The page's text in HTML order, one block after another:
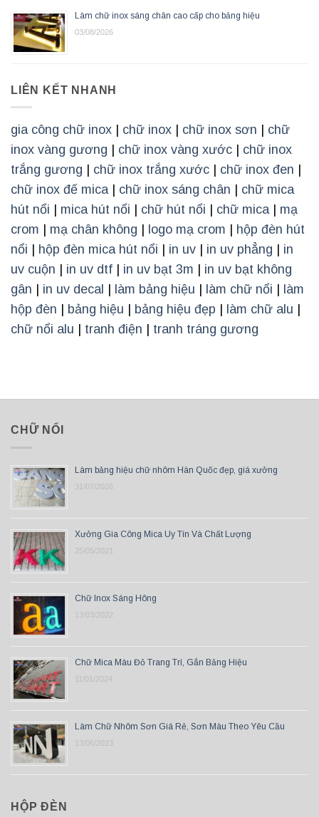
Làm chữ inox sáng chân cao cấp cho bảng hiệu
03/08/2026
LIÊN KẾT NHANH
gia công chữ inox chữ inox chữ inox sơn
chữ
inox vàng gương
chữ inox vàng xước
chữ inox
trắng gương
chữ inox trắng xước chữ inox đen
chữ inox đế mica| chữ inox sáng chân
chữ mica
hút nổi
mica hút nổi chữ hút nổi chữ mica| mạ
crom
mạ chân không logo mạ crom
hộp đèn hút
nổi
hộp đèn mica hút nổi in uv in uv phẳng
in
uv cuộn
in uv dtf in uv bạt 3m
in uv bạt không
gân
in uv decal làm bảng hiệu làm chữ nổi
làm
hộp đèn
bảng hiệu bảng hiệu đẹp làm chữ alu
chữ nổi alu
tranh điện tranh tráng gương
CHỮ NỔI
Làm bảng hiệu chữ nhôm Hàn Quốc đẹp, giá xưởng
31/07/2026
Xưởng Gia Công Mica Uy Tín Và Chất Lượng
25/05/2021
Chữ Inox Sáng Hông
13/03/2022
Chữ Mica Màu Đỏ Trang Trí, Gắn Bảng Hiệu
11/01/2024
Làm Chữ Nhôm Sơn Giá Rẻ, Sơn Màu Theo Yêu Cầu
13/06/2023
HỘP ĐÈN